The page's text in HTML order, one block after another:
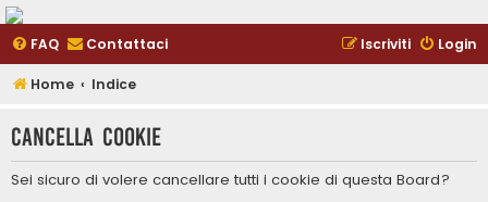
FAQ Contattaci Login
Iscriviti
Home Indice
Cancella cookie
Sei sicuro di volere cancellare tutti i cookie di questa Board?